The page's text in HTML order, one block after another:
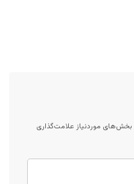
بخش‌های موردنیاز علامت‌گذاری